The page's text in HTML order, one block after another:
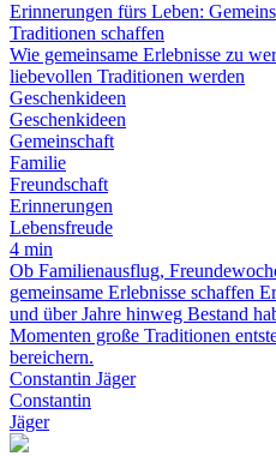
Erinnerungen fürs Leben:
Traditionen schaffen
Wie gemeinsame Erlebnisse zu
liebevollen Traditionen werden
Geschenkideen
Geschenkideen
Gemeinschaft
Familie
Freundschaft
Erinnerungen
Lebensfreude
4 min
Ob Familienausflug,
gemeinsame Erlebnisse schaffen
und über Jahre hinweg Bestand
Momenten große Traditionen
bereichern.
Constantin Jäger
Constantin
Jäger